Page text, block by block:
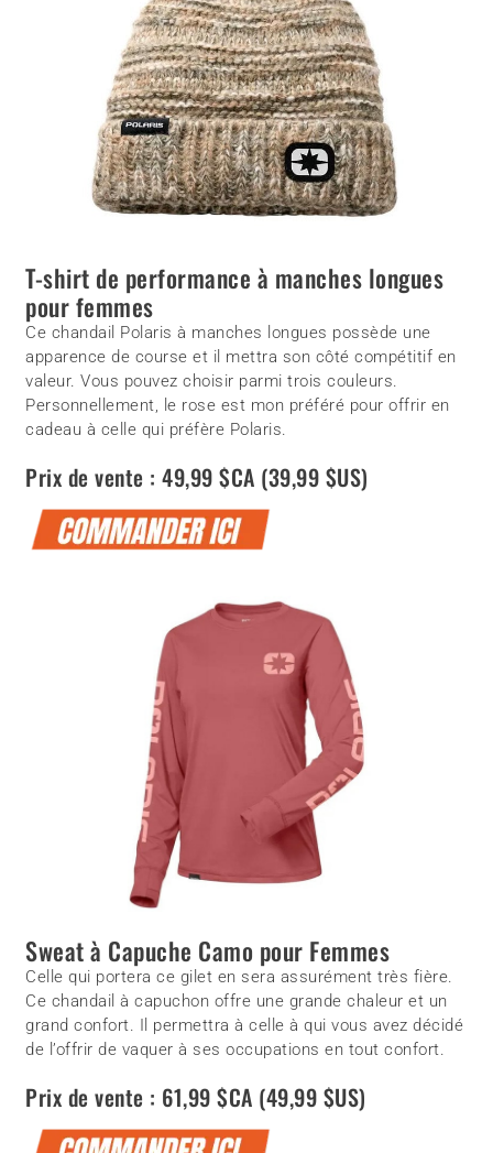
T-shirt de performance à manches longues
pour femmes
Ce chandail Polaris à manches longues possède une
apparence de course et il mettra son côté compétitif en
valeur. Vous pouvez choisir parmi trois couleurs.
Personnellement, le rose est mon préféré pour offrir en
cadeau à celle qui préfère Polaris.
Prix de vente : 49,99 $CA (39,99 $US)
Sweat à Capuche Camo pour Femmes
Celle qui portera ce gilet en sera assurément très fière.
Ce chandail à capuchon offre une grande chaleur et un
grand confort. Il permettra à celle à qui vous avez décidé
de l’offrir de vaquer à ses occupations en tout confort.
Prix de vente : 61,99 $CA (49,99 $US)